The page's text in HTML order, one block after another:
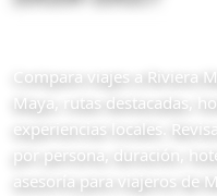
Compara viajes a Riviera
Maya, rutas destacadas,
experiencias locales.
por persona, duración,
asesoría para viajeros de